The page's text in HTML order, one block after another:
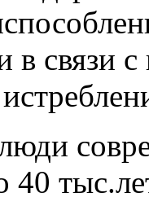
связи
40